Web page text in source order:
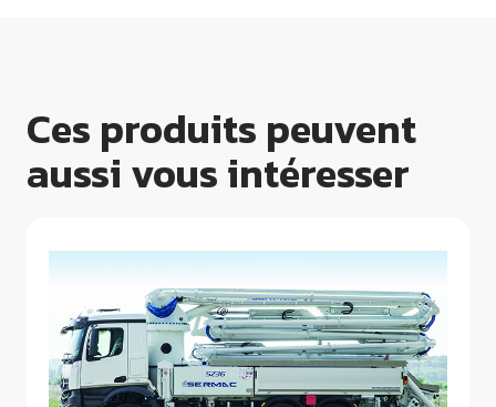
Ces produits peuvent
aussi vous intéresser